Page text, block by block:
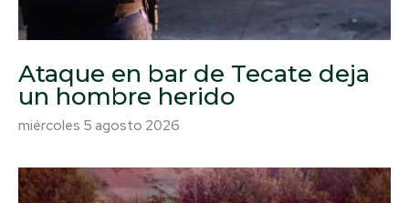
Ataque en bar de Tecate deja
un hombre herido
miércoles 5 agosto 2026